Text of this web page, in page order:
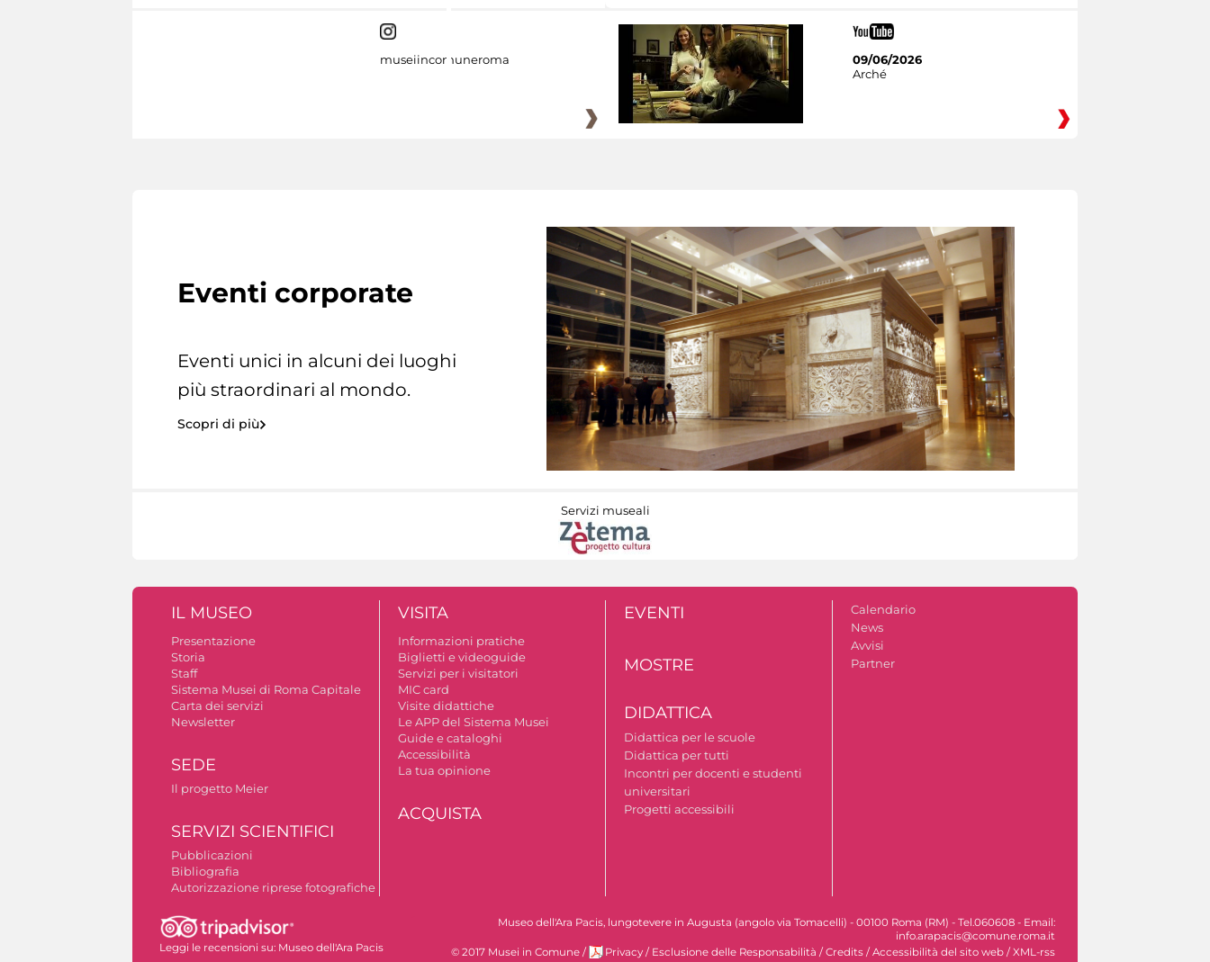
museiincomuneroma
09/06/2026
Arché
Eventi corporate
Eventi unici in alcuni dei luoghi
più straordinari al mondo.
Scopri di più
Servizi museali
IL MUSEO
Presentazione
Storia
Staff
Sistema Musei di Roma Capitale
Carta dei servizi
Newsletter
SEDE
Il progetto Meier
SERVIZI SCIENTIFICI
Pubblicazioni
Bibliografia
Autorizzazione riprese fotografiche
VISITA
Informazioni pratiche
Biglietti e videoguide
Servizi per i visitatori
MIC card
Visite didattiche
Le APP del Sistema Musei
Guide e cataloghi
Accessibilità
La tua opinione
ACQUISTA
EVENTI
MOSTRE
DIDATTICA
Didattica per le scuole
Didattica per tutti
Incontri per docenti e studenti
universitari
Progetti accessibili
Calendario
News
Avvisi
Partner
Leggi le recensioni su: Museo dell'Ara Pacis
Museo dell'Ara Pacis, lungotevere in Augusta (angolo via Tomacelli) - 00100 Roma (RM) - Tel.060608 - Email:
info.arapacis@comune.roma.it
© 2017 Musei in Comune / Privacy / Esclusione delle Responsabilità / Credits / Accessibilità del sito web / XML-rss